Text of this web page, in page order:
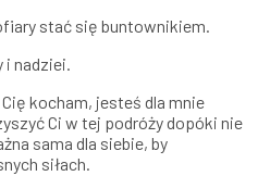
stać się buntownikiem.
i nadziei.
kocham, jesteś dla mnie
Ci w tej podróży dopóki nie
sama dla siebie, by
siłach.